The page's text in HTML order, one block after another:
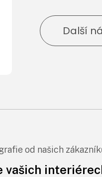
Další
od našich
vašich